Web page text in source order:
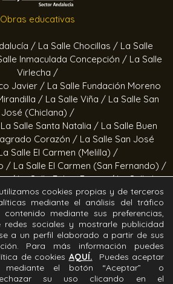
Obras educativas
/ La Salle Chocillas / La Salle
Inmaculada Concepción / La Salle
Virlecha /
Javier / La Salle Fundación Moreno
/ La Salle Viña / La Salle San
José (Chiclana) /
La Salle Santa Natalia / La Salle Buen
Corazón / La Salle San José
Salle El Carmen (Melilla) /
/ La Salle El Carmen (San Fernando) /
/La Salle Felipe Benito /La Salle La
Purísima
socioeducativas
Abiertas /Hogar Jerez / Proyecto
y San Fernando /Calor en la Noche
cookies propias y de terceros
mediante el análisis del tráfico
mediante sus preferencias,
redes sociales y mostrarle publicidad
a un perfil elaborado a partir de sus
Para más información puedes
de cookies AQUÍ.
Puedes aceptar
mediante el botón “Aceptar” o
su uso clicando en el